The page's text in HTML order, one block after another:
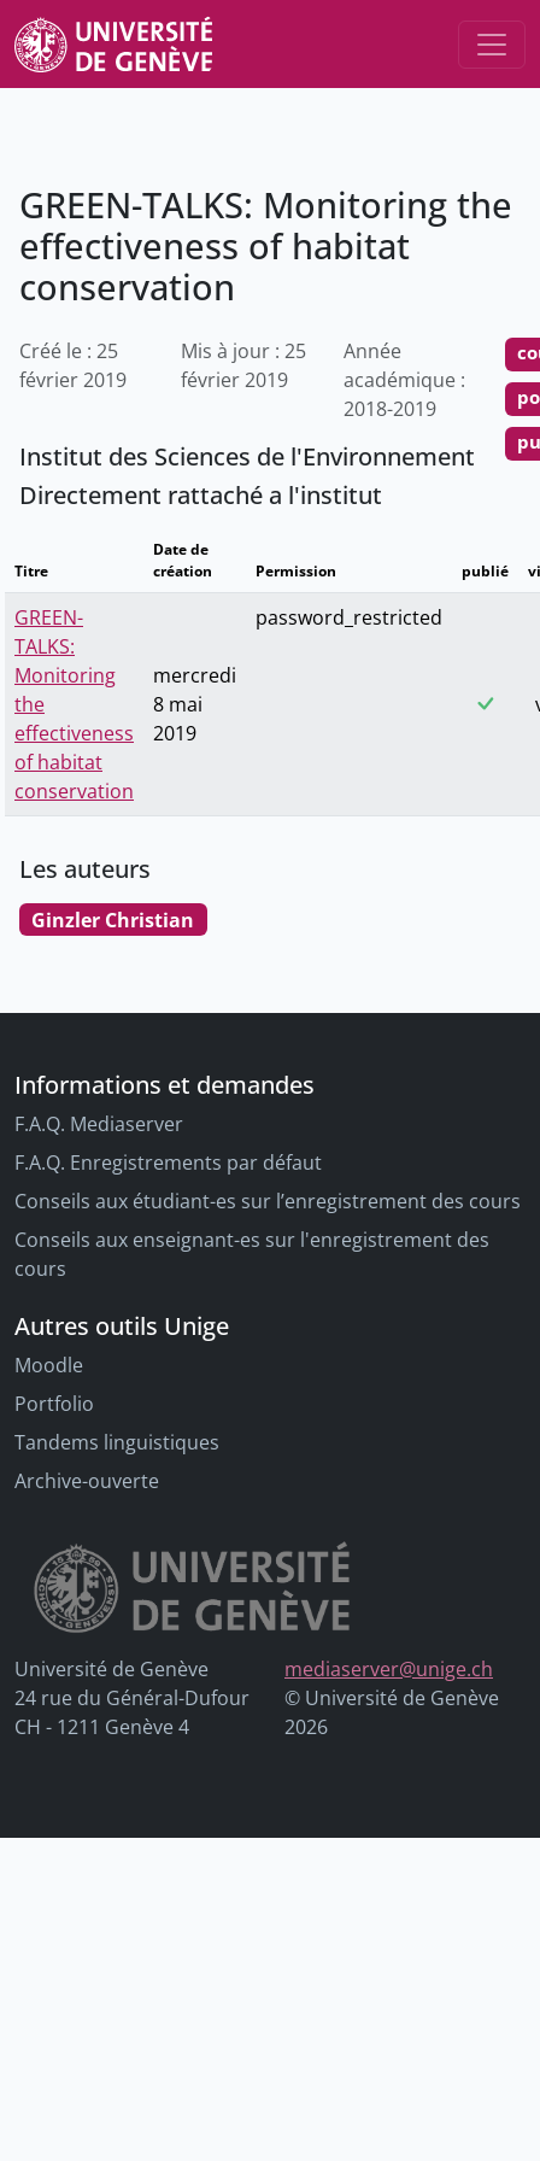
GREEN-TALKS: Monitoring the
effectiveness of habitat
conservation
Créé le : 25
février 2019
Mis à jour : 25
février 2019
Année
académique :
2018-2019
Institut des Sciences de l'Environnement
Directement rattaché a l'institut
Titre
Date de
création
Permission publié
GREEN-
TALKS:
Monitoring
the
effectiveness
of habitat
conservation
mercredi
8 mai
2019
password_restricted
Les auteurs
Ginzler Christian
Informations et demandes
F.A.Q. Mediaserver
F.A.Q. Enregistrements par défaut
Conseils aux étudiant-es sur l’enregistrement des cours
Conseils aux enseignant-es sur l'enregistrement des
cours
Autres outils Unige
Moodle
Portfolio
Tandems linguistiques
Archive-ouverte
Université de Genève
24 rue du Général-Dufour
CH - 1211 Genève 4
mediaserver@unige.ch
© Université de Genève
2026